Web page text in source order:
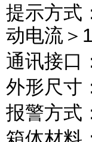
提示方式
动电流＞
通讯接口
外形尺寸
报警方式